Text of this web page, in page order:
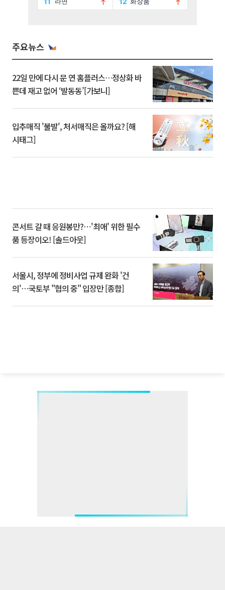
주요뉴스
22일 만에 다시 문 연 홈플러스…정상화 바
쁜데 재고 없어 ‘발동동’[가보니]
입추매직 '불발', 처서매직은 올까요? [해
시태그]
콘서트 갈 때 응원봉만?⋯'최애' 위한 필수
품 등장이오! [솔드아웃]
서울시, 정부에 정비사업 규제 완화 '건
의'⋯국토부 "협의 중" 입장만 [종합]